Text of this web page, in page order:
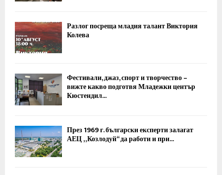
Разлог посреща младия талант Виктория
Колева
Фестивали, джаз, спорт и творчество –
вижте какво подготвя Младежки център
Кюстендил...
През 1969 г. български експерти залагат
АЕЦ „Козлодуй“ да работи и при...